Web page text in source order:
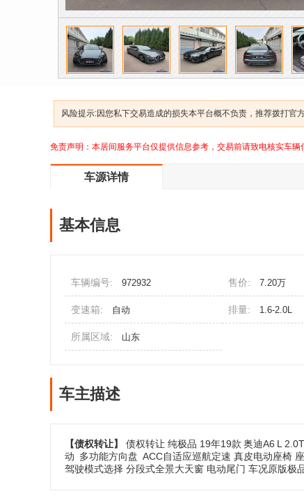
风险提示:因您私下交易造成的损失本平台概不负责，推荐拨打官
免责声明：本居间服务平台仅提供信息参考，交易前请致电核实车
车源详情
基本信息
车辆编号: 972932 售价: 7.20万
变速箱: 自动 排量: 1.6-2.0L
所属区域: 山东
车主描述
【债权转让】 债权转让 纯极品 19年19款 奥迪A6 L
动 多功能方向盘 ACC自适应巡航定速 真皮电动座椅
驾驶模式选择 分段式全景大天窗 电动尾门 车况原版极